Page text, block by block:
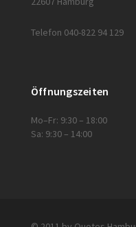
Telefon 040-822 94 129
Öffnungszeiten
Mo–Fr: 9:30 – 18:00
Sa: 9:30 – 14:00